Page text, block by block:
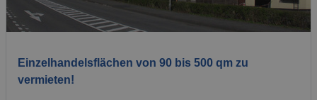
Einzelhandelsflächen von 90 bis 500 qm zu
vermieten!